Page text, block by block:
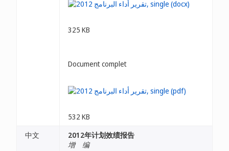
325 KB
Document complet
532 KB
中文
2012年计划效绩报告
增 编